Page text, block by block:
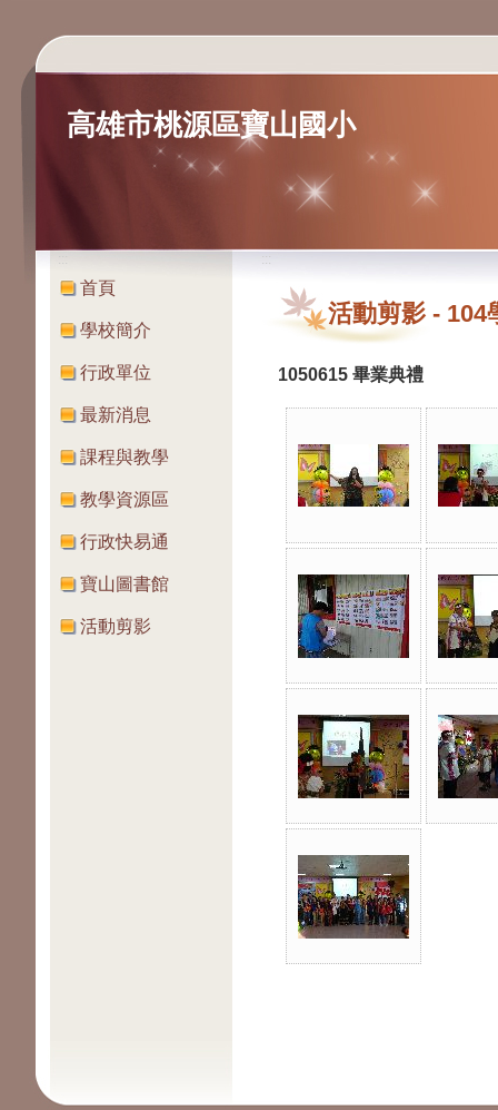
高雄市桃源區寶山國小
:::
首頁
學校簡介
行政單位
最新消息
課程與教學
教學資源區
行政快易通
寶山圖書館
活動剪影
:::
活動剪影 - 104
1050615 畢業典禮